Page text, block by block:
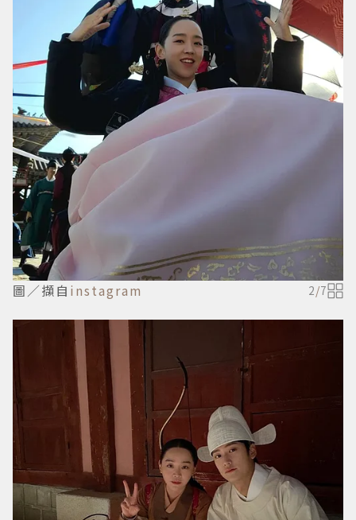
圖／擷自 instagram 2/7